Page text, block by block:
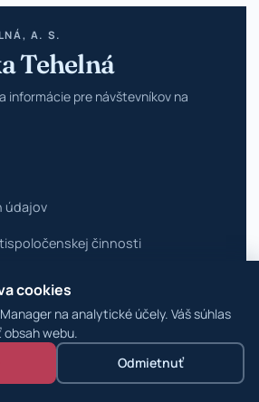
cookies
na analytické účely. Váš súhlas
obsah webu.
Odmietnuť
A. S.
Tehelná
informácie pre návštevníkov na
údajov
činnosti
· WordPress špecialisti